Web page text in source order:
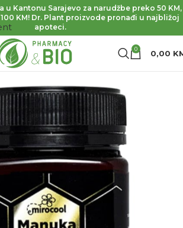
Kantonu Sarajevo za narudžbe preko 50 KM,
KM! Dr. Plant proizvode pronađi u najbližoj
apoteci.
0 0,00